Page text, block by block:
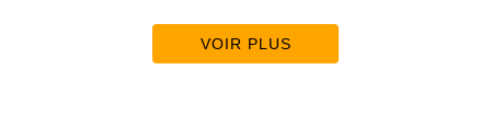
VOIR PLUS